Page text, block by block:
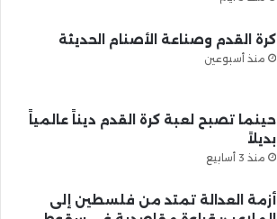
كرة القدم وصناعة الأصنام الحديثة
منذ أسبوعين
حينما تصبح لعبة كرة القدم ديناً عالمياً
بديلاً
منذ 3 أسابيع
أزمة العدالة تمتد من فلسطين إلى